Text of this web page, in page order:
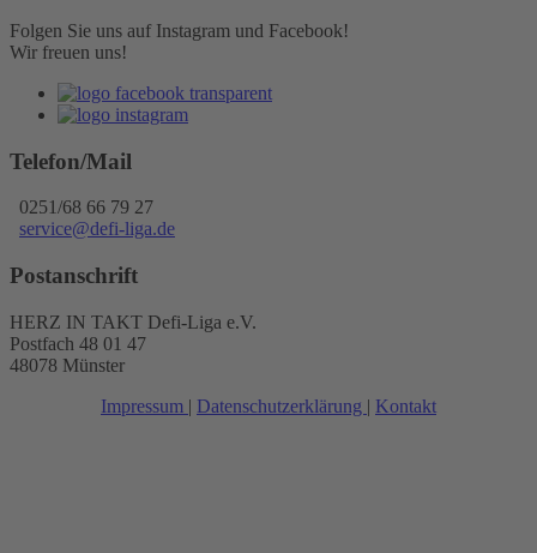
Folgen Sie uns auf Instagram und Facebook!
Wir freuen uns!
Telefon/Mail
0251/68 66 79 27
service@defi-liga.de
Postanschrift
HERZ IN TAKT Defi-Liga e.V.
Postfach 48 01 47
48078 Münster
Impressum | Datenschutzerklärung | Kontakt